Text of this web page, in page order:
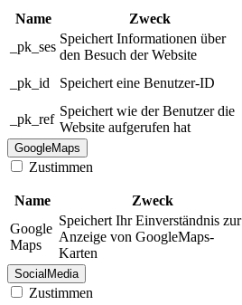
Name Zweck
_pk_ses
Speichert Informationen über
den Besuch der Website
_pk_id Speichert eine Benutzer-ID
_pk_ref
Speichert wie der Benutzer die
Website aufgerufen hat
GoogleMaps
Zustimmen
Name Zweck
Google
Maps
Speichert Ihr Einverständnis zur
Anzeige von GoogleMaps-
Karten
SocialMedia
Zustimmen